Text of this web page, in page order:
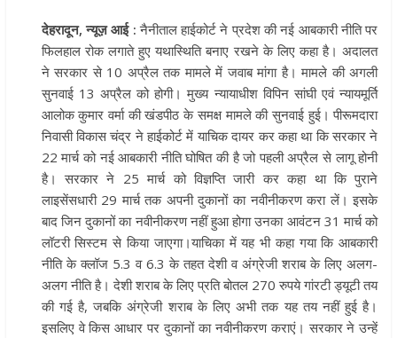
शुभारंभ, श्रद्धालुओं को अपने हाथों से
भोजन
मुख्यमंत्री पुष्कर सिंह धामी ने
बटालियन गदरपुर का किया भ्रमण,
संवाद कर आपदा प्रबंधन व्यवस्थाओं की
जानकारी
देहरादून, न्यूज़ आई : नैनीताल हाईकोर्ट ने प्रदेश की नई आबकारी नीति पर
फिलहाल रोक लगाते हुए यथास्थिति बनाए रखने के लिए कहा है। अदालत
ने सरकार से 10 अप्रैल तक मामले में जवाब मांगा है। मामले की अगली
सुनवाई 13 अप्रैल को होगी। मुख्य न्यायाधीश विपिन सांघी एवं न्यायमूर्ति
आलोक कुमार वर्मा की खंडपीठ के समक्ष मामले की सुनवाई हुई। पीरूमदारा
निवासी विकास चंद्र ने हाईकोर्ट में याचिक दायर कर कहा था कि सरकार ने
22 मार्च को नई आबकारी नीति घोषित की है जो पहली अप्रैल से लागू होनी
है। सरकार ने 25 मार्च को विज्ञप्ति जारी कर कहा था कि पुराने
लाइसेंसधारी 29 मार्च तक अपनी दुकानों का नवीनीकरण करा लें। इसके
बाद जिन दुकानों का नवीनीकरण नहीं हुआ होगा उनका आवंटन 31 मार्च को
लॉटरी सिस्टम से किया जाएगा।याचिका में यह भी कहा गया कि आबकारी
नीति के क्लॉज 5.3 व 6.3 के तहत देशी व अंग्रेजी शराब के लिए अलग-
अलग नीति है। देशी शराब के लिए प्रति बोतल 270 रुपये गांरटी ड्यूटी तय
की गई है, जबकि अंग्रेजी शराब के लिए अभी तक यह तय नहीं हुई है।
इसलिए वे किस आधार पर दुकानों का नवीनीकरण कराएं। सरकार ने उन्हें